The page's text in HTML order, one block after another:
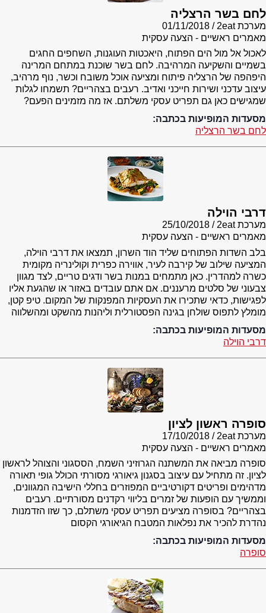
לחם בשר הרצליה
מערכת 2eat
01/11/2018
מאמרים ראשיים - הצעה עסקית
לאכול אל מול הים הפתוח, היאכטות העוגנות, השחפים החגים
בשמיים והשקיעה המרהיבה. לחם בשר שוכנת במתחם המרינה
היפהפה של הרצליה פיתוח ומציעה אוכל משובח וכשר, נוף מרהיב,
עיצוב עדכני ושירות חייכני ואדיב. רעבים בצהריים? תשמחו לגלות
שמגישים כאן גם תפריט עסקי משלתם. אז מה מזמינים הפעם?
מסעדות המופיעות בכתבה:
לחם בשר הרצליה
דרבי הוילה
מערכת 2eat
25/10/2018
מאמרים ראשיים - הצעה עסקית
בלב השדות הפתוחים שליד הוד השרון, תמצאו את דרבי הוילה,
המציעה שילוב של קירבה לעיר, אווירה כפרית וקולינריה מקומית
כשרה למהדרין. כאן מתמחים במנות בשר ודגים טריים, לצד מגוון
צבעוני של סלטים מרעננים. אם אתם עובדים באזור או שהגעת אליו
לפגישות, כדאי שתכירו את העסקיות המפנקות של המקום. טיפ קטן,
מומלץ לתפוס שולחן בגינה הפסטורלית וליהנות מהשקט ומהשלווה
מסעדות המופיעות בכתבה:
דרבי הוילה
סופרה ראשון לציון
מערכת 2eat
17/10/2018
מאמרים ראשיים - הצעה עסקית
סופרה מביאה את המשתנה הגרוזיני השמח, הססגוני והצוהל לראשון
לציון. זה מתחיל עם עיצוב בסגנון גיאורגי מסורתי הכולל גופי תאורה
מדהימים ופריטים דקורטיביים המפוזרים בחללי הישיבה המגוונים,
וממשיך עם הופעות של זמרים בליווי רקדנים מסורתיים. רעבים
בצהריים? בסופרה מציעים תפריט עסקי משתלם, כך שזו הזדמנות
נהדרת להכיר את נפלאות המטבח הגיאורגי הקסום
מסעדות המופיעות בכתבה:
סופרה